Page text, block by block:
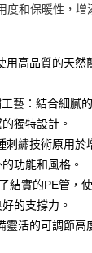
選擇欲分期的期數
及費用金額請依後
前往確認交易或遇
過狀況，表示未
，「大哥付你分
，可選擇「超商條
」等通路繳費
股份有限公司」（
務購買商品或服務
，依約使用本公司
付你分期」之契約
含以上)免運
度和保暖性，增
用高品質的天
藝：結合細膩
獨特設計。
刺繡技術原用
功能和風格。
結實的PE管，
的支撐力。
靈活的可調節